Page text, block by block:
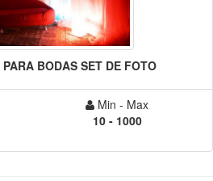
BODAS SET DE FOTO
Min - Max
10 - 1000